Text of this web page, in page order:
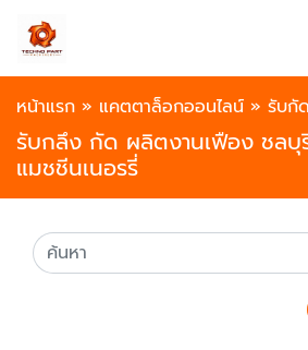
หน้าแรก » แคตตาล็อกออนไลน์ » รับกั
รับกลึง กัด ผลิตงานเฟือง ชลบุ
แมชชีนเนอรรี่